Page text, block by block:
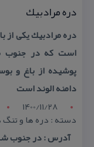
دره مرادبیك
دره مرادبیك یكی از
است كه در جنوب
پوشیده از باغ و
دامنه الوند است
1400/11/28
دسته : دره ها و تنگ
آدرس : در جنوب